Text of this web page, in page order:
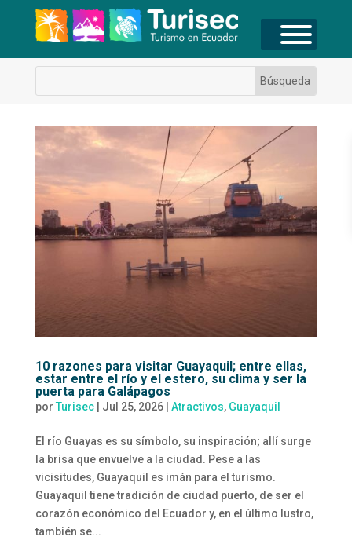
10 razones para visitar Guayaquil; entre ellas,
estar entre el río y el estero, su clima y ser la
puerta para Galápagos
por Turisec| Jul 25, 2026| Atractivos, Guayaquil
El río Guayas es su símbolo, su inspiración; allí surge
la brisa que envuelve a la ciudad. Pese a las
vicisitudes, Guayaquil es imán para el turismo.
Guayaquil tiene tradición de ciudad puerto, de ser el
corazón económico del Ecuador y, en el último lustro,
también se...